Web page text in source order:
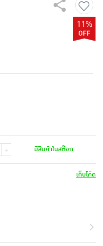
11%
+ มีสินค้าในสต๊อก
เก็บโค้ด